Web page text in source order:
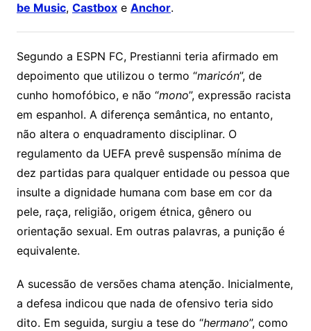
be Music, Castboxe Anchor.
Segundo a ESPN FC, Prestianni teria afirmado em
depoimento que utilizou o termo “maricón”, de
cunho homofóbico, e não “mono”, expressão racista
em espanhol. A diferença semântica, no entanto,
não altera o enquadramento disciplinar. O
regulamento da UEFA prevê suspensão mínima de
dez partidas para qualquer entidade ou pessoa que
insulte a dignidade humana com base em cor da
pele, raça, religião, origem étnica, gênero ou
orientação sexual. Em outras palavras, a punição é
equivalente.
A sucessão de versões chama atenção. Inicialmente,
a defesa indicou que nada de ofensivo teria sido
dito. Em seguida, surgiu a tese do “hermano”, como